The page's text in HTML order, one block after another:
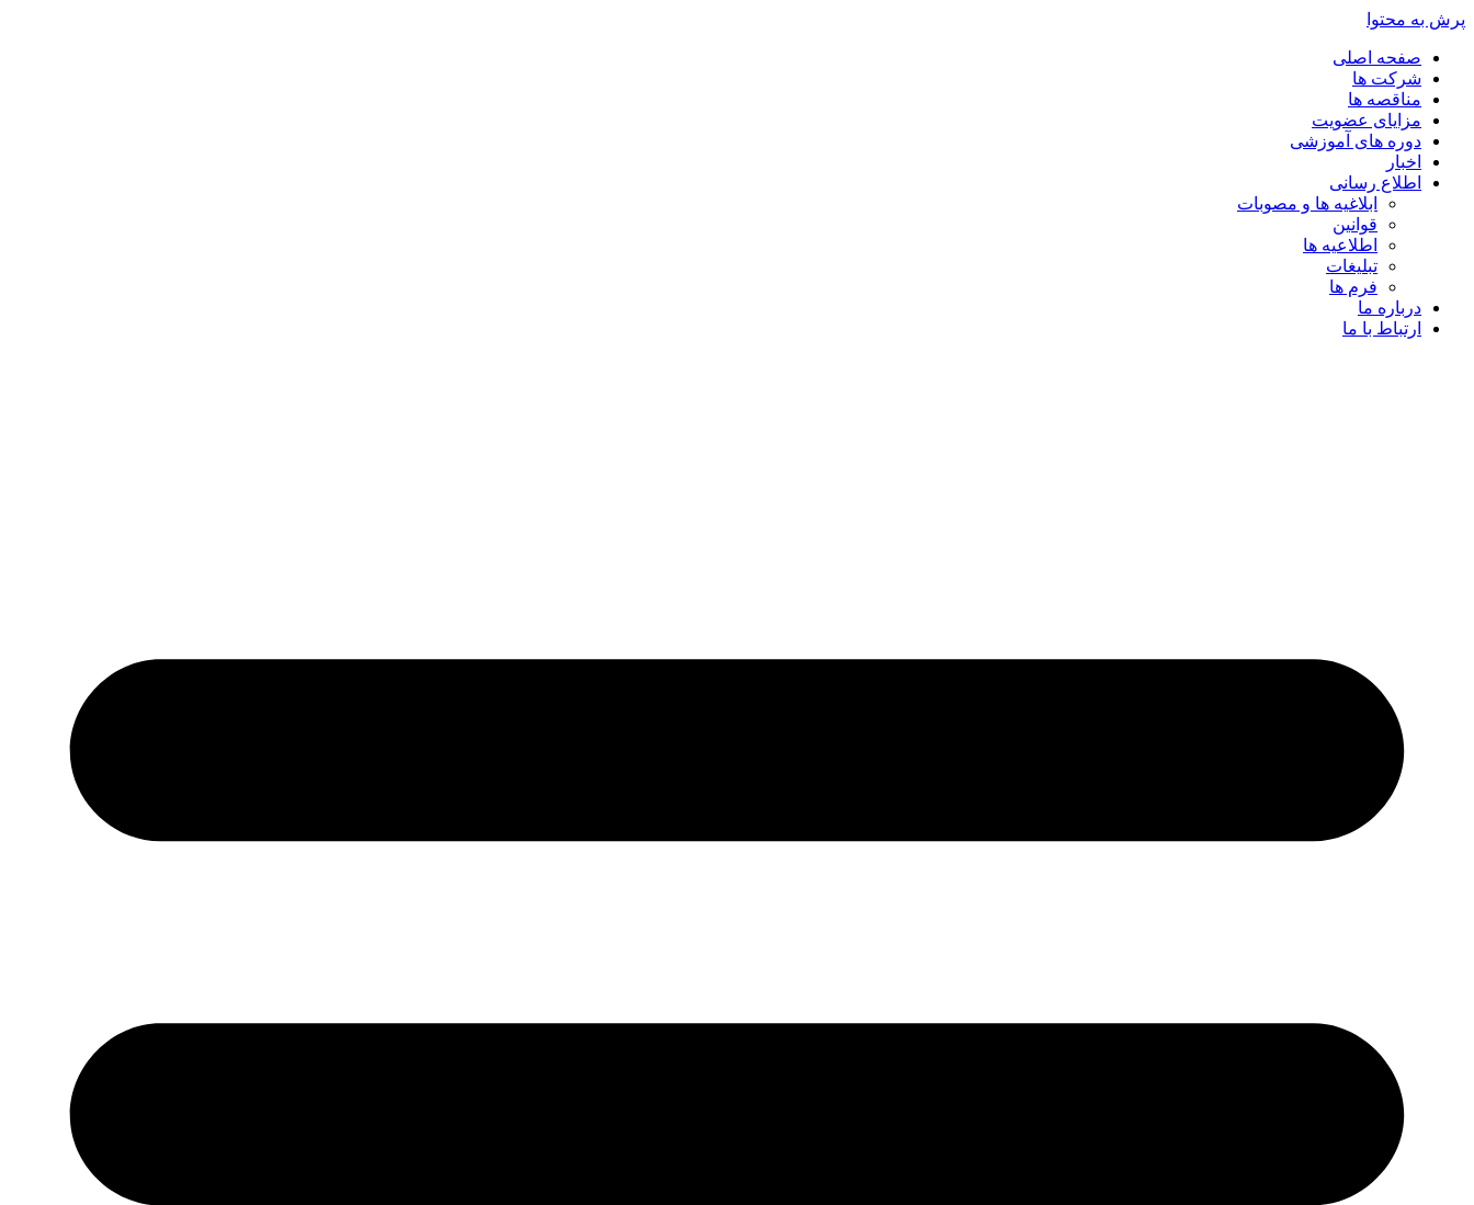
پرش به محتوا
صفحه اصلی
شرکت ها
مناقصه ها
مزایای عضویت
دوره های آموزشی
اخبار
اطلاع رسانی
ابلاغیه ها و مصوبات
قوانین
اطلاعیه ها
تبلیغات
فرم ها
درباره ما
ارتباط با ما